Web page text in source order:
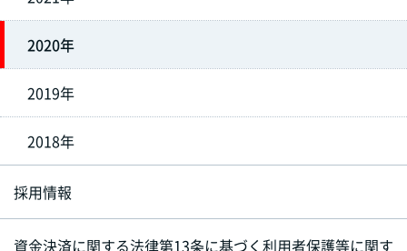
2020年
2019年
2018年
採用情報
資金決済に関する法律第13条に基づく利用者保護等に関す